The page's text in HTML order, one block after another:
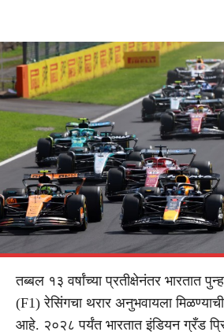
तब्बल १३ वर्षांच्या प्रतीक्षेनंतर भारतात
(F1) रेसिंगचा थरार अनुभवायला
आहे. २०२८ पर्यंत भारतात इंडियन ग्रँड